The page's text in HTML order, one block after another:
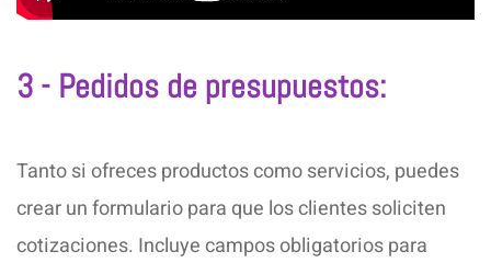
3 - Pedidos de presupuestos:
Tanto si ofreces productos como servicios, puedes
crear un formulario para que los clientes soliciten
cotizaciones. Incluye campos obligatorios para